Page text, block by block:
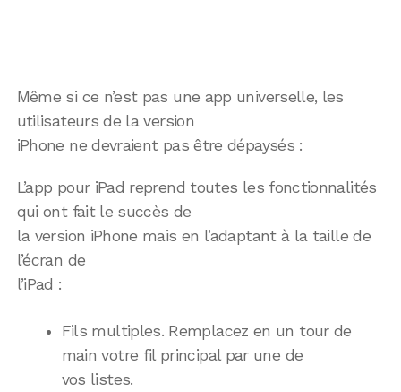
Même si ce n’est pas une app universelle, les
utilisateurs de la version
iPhone ne devraient pas être dépaysés :
L’app pour iPad reprend toutes les fonctionnalités
qui ont fait le succès de
la version iPhone mais en l’adaptant à la taille de
l’écran de
l’iPad :
Fils multiples. Remplacez en un tour de
main votre fil principal par une de
vos listes.